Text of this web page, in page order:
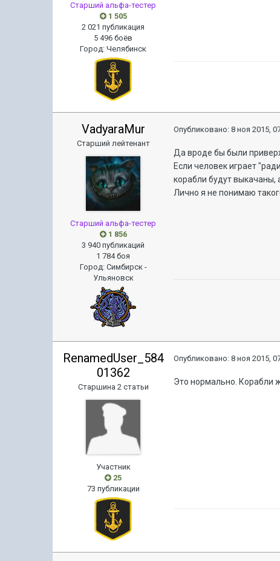
Старший альфа-тестер
1 505
2 021 публикация
5 496 боёв
Город:Челябинск
VadyaraMur
Старший лейтенант
Старший альфа-тестер
1 856
3 940 публикаций
1 784 боя
Город: Симбирск -
Ульяновск
Опубликовано:8 ноя 2015,
Да вроде бы были
Если человек играет
корабли будут выкачаны,
Лично я не понимаю
RenamedUser_584
01362
Старшина 2 статьи
Участник
25
73 публикации
Опубликовано:8 ноя 2015,
Это нормально. Корабли